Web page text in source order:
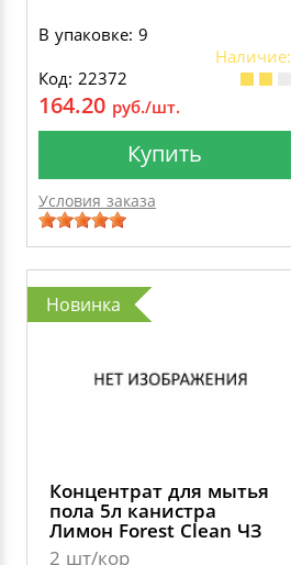
В упаковке: 9
Наличие:
Код: 22372
164.20 руб./шт.
Купить
Условия заказа
Новинка
Концентрат для мытья
пола 5л канистра
Лимон Forest Clean ЧЗ
2 шт/кор